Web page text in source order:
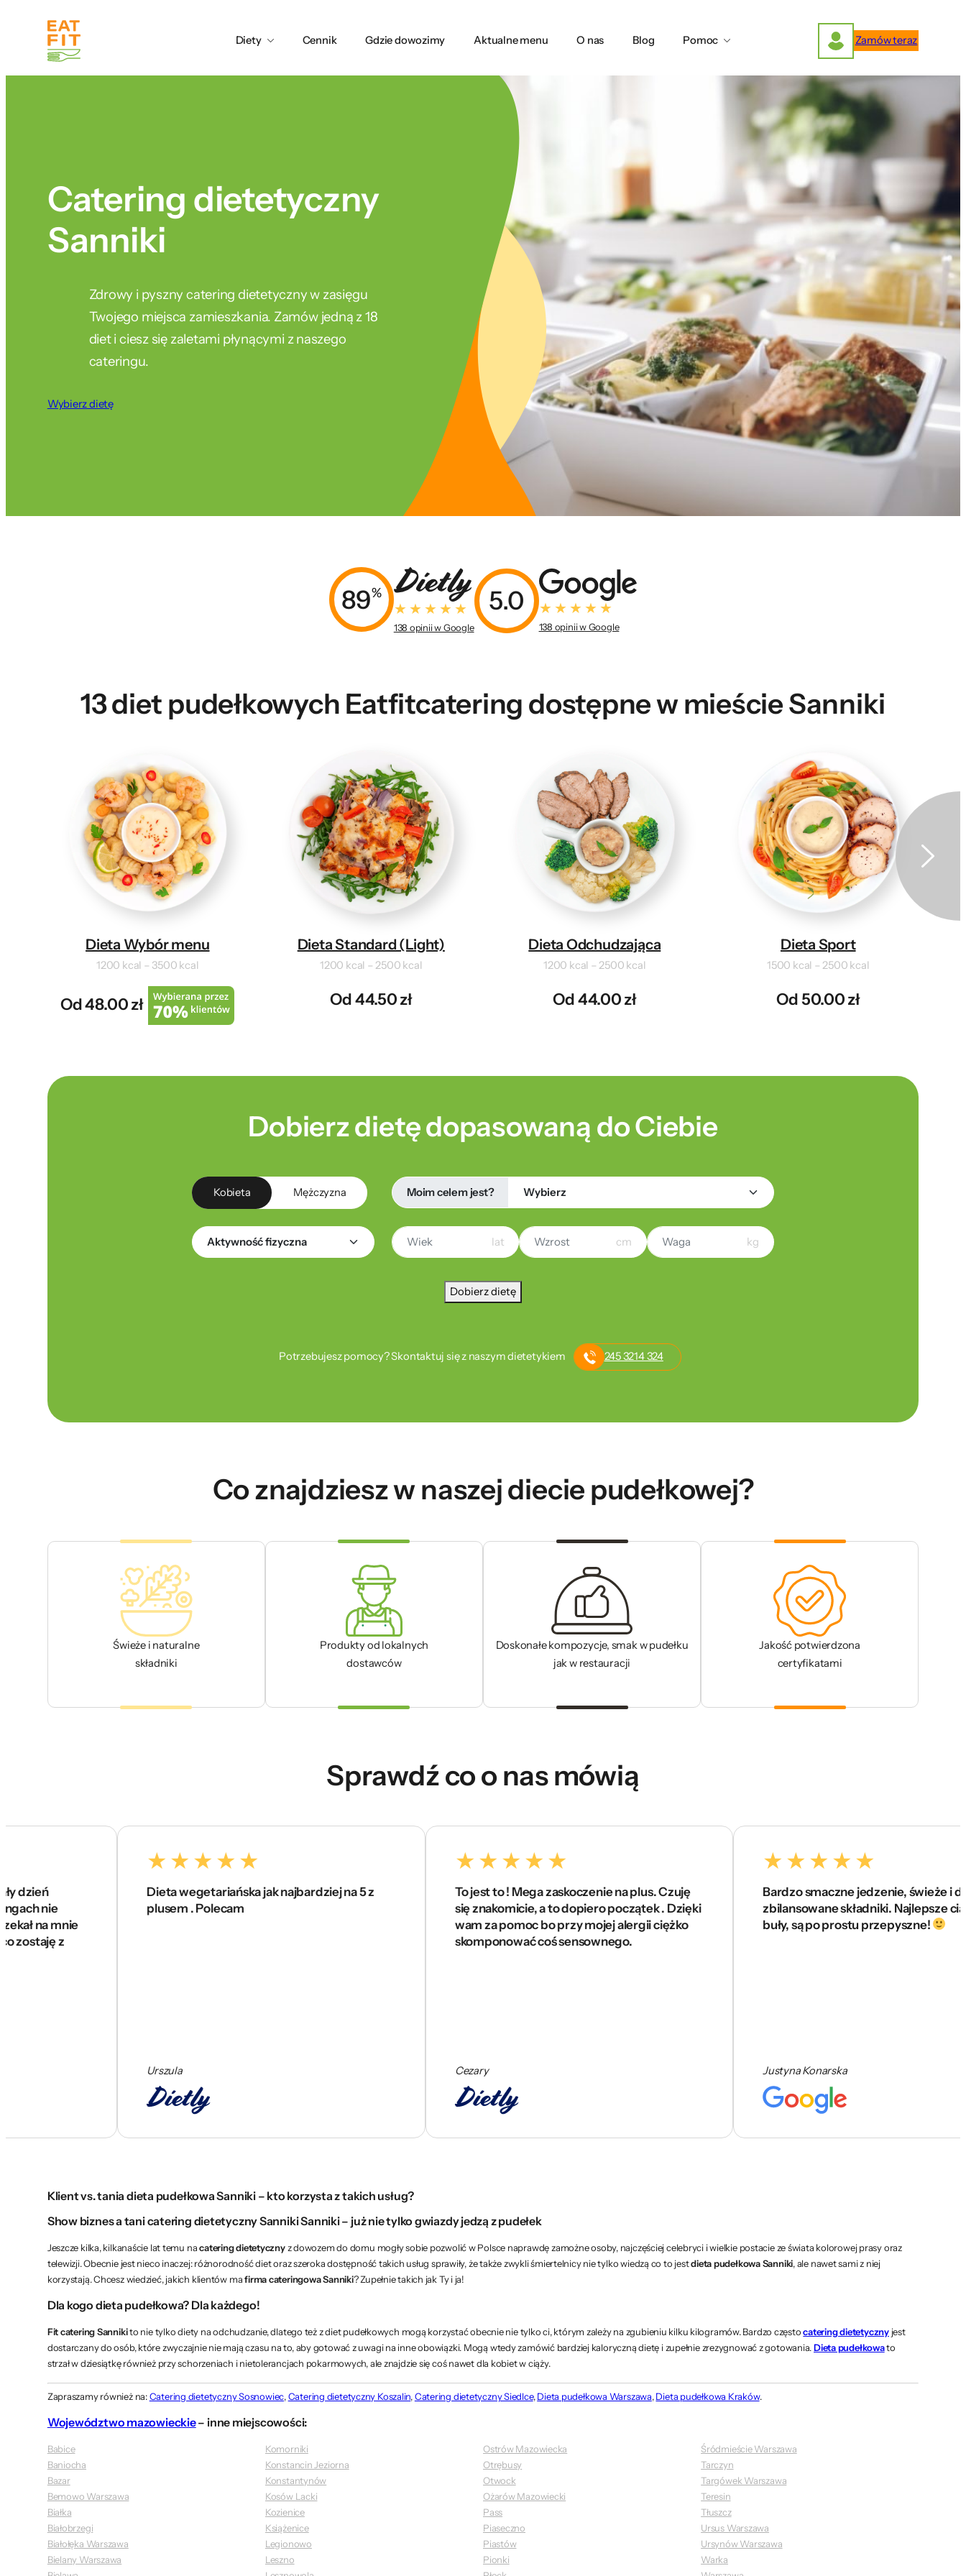
Diety Cennik Gdzie dowozimy Aktualne menu O nas Blog Pomoc Zamów teraz
Catering dietetyczny
Sanniki
Zdrowy i pyszny catering dietetyczny w zasięgu
Twojego miejsca zamieszkania. Zamów jedną z 18
diet i ciesz się zaletami płynącymi z naszego
cateringu.
Wybierz dietę
89%
138 opinii w Google
5.0
138 opinii w Google
13 diet pudełkowych Eatfitcatering dostępne w mieście Sanniki
Dieta Wybór menu
1200 kcal – 3500 kcal
Od 48.00 zł
Dieta Standard (Light)
1200 kcal – 2500 kcal
Od 44.50 zł
Dieta Odchudzająca
1200 kcal – 2500 kcal
Od 44.00 zł
Dieta Sport
1500 kcal – 2500 kcal
Od 50.00 zł
Dobierz dietę dopasowaną do Ciebie
Kobieta Mężczyzna Moim celem jest?
lat cm kg
Dobierz dietę
Potrzebujesz pomocy? Skontaktuj się z naszym dietetykiem 245 3214 324
Co znajdziesz w naszej diecie pudełkowej?
Świeże i naturalne
składniki
Produkty od lokalnych
dostawców
Doskonałe kompozycje, smak w pudełku
jak w restauracji
Jakość potwierdzona
certyfikatami
Sprawdź co o nas mówią
nie
mnie
z
Dieta wegetariańska jak najbardziej na 5 z
plusem . Polecam
To jest to ! Mega zaskoczenie na plus. Czuję
się znakomicie, a to dopiero początek . Dzięki
wam za pomoc bo przy mojej alergii ciężko
skomponować coś sensownego.
Bardzo smaczne jedzenie, świeże i dobrze
zbilansowane składniki. Najlepsze ciasta i
buły, są po prostu przepyszne!
Justyna Konarska
Klient vs. tania dieta pudełkowa Sanniki – kto korzysta z takich usług?
Show biznes a tani catering dietetyczny Sanniki Sanniki – już nie tylko gwiazdy jedzą z pudełek
Jeszcze kilka, kilkanaście lat temu nacatering dietetycznyz dowozem do domu mogły sobie pozwolić w Polsce naprawdę zamożne osoby, najczęściej celebryci i wielkie postacie ze świata kolorowej prasy oraz
telewizji. Obecnie jest nieco inaczej: różnorodność diet oraz szeroka dostępność takich usług sprawiły, że także zwykli śmiertelnicy nie tylko wiedzą co to jestdieta pudełkowa Sanniki, ale nawet sami z niej
korzystają. Chcesz wiedzieć, jakich klientów mafirma cateringowa Sanniki? Zupełnie takich jak Ty i ja!
Dla kogo dieta pudełkowa? Dla każdego!
Fit catering Sannikito nie tylko diety na odchudzanie, dlatego też z diet pudełkowych mogą korzystać obecnie nie tylko ci, którym zależy na zgubieniu kilku kilogramów. Bardzo częstocatering dietetycznyjest
dostarczany do osób, które zwyczajnie nie mają czasu na to, aby gotować z uwagi na inne obowiązki. Mogą wtedy zamówić bardziej kaloryczną dietę i zupełnie zrezygnować z gotowania.Dieta pudełkowato
strzał w dziesiątkę również przy schorzeniach i nietolerancjach pokarmowych, ale znajdzie się coś nawet dla kobiet w ciąży.
Zapraszamy również na:Catering dietetyczny Sosnowiec,Catering dietetyczny Koszalin,Catering dietetyczny Siedlce,Dieta pudełkowa Warszawa,Dieta pudełkowa Kraków.
Województwo mazowieckie– inne miejscowości:
Babice
Baniocha
Bazar
Bemowo Warszawa
Białka
Białobrzegi
Białołęka Warszawa
Bielany Warszawa
Komorniki
Konstancin Jeziorna
Konstantynów
Kosów Lacki
Kozienice
Książenice
Legionowo
Leszno
Ostrów Mazowiecka
Otrębusy
Otwock
Ożarów Mazowiecki
Pass
Piaseczno
Piastów
Pionki
Śródmieście Warszawa
Tarczyn
Targówek Warszawa
Teresin
Tłuszcz
Ursus Warszawa
Ursynów Warszawa
Warka